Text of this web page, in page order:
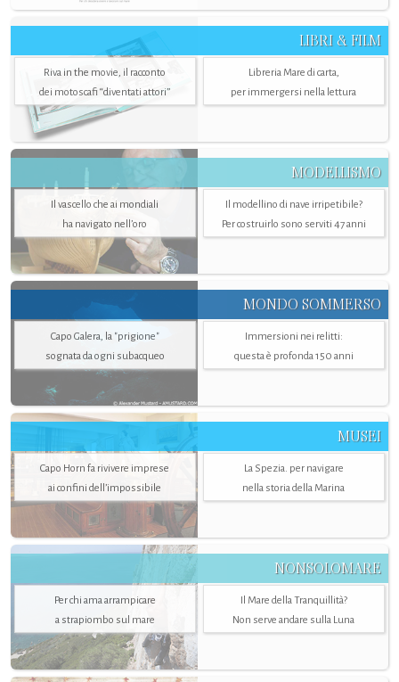
LIBRI & FILM
Riva in the movie, il racconto
dei motoscafi “diventati attori”
Libreria Mare di carta,
per immergersi nella lettura
MODELLISMO
Il vascello che ai mondiali
ha navigato nell’oro
Il modellino di nave irripetibile?
Per costruirlo sono serviti 47 anni
MONDO SOMMERSO
Capo Galera, la "prigione"
sognata da ogni subacqueo
Immersioni nei relitti:
questa è profonda 150 anni
MUSEI
Capo Horn fa rivivere imprese
ai confini dell’impossibile
La Spezia. per navigare
nella storia della Marina
NONSOLOMARE
Per chi ama arrampicare
a strapiombo sul mare
Il Mare della Tranquillità?
Non serve andare sulla Luna